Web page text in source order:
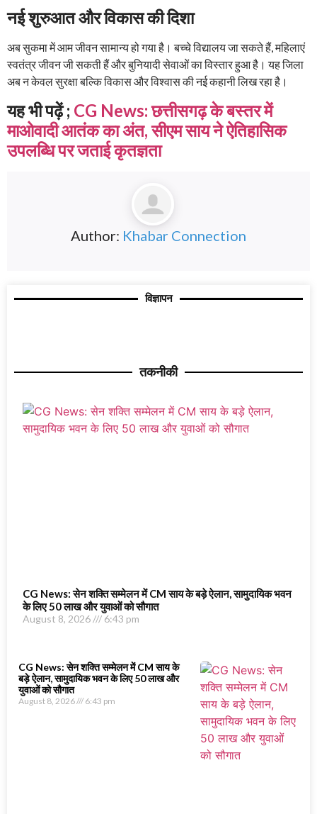
नई शुरुआत और विकास की दिशा
अब सुकमा में आम जीवन सामान्य हो गया है। बच्चे विद्यालय जा सकते हैं, महिलाएं
स्वतंत्र जीवन जी सकती हैं और बुनियादी सेवाओं का विस्तार हुआ है। यह जिला
अब न केवल सुरक्षा बल्कि विकास और विश्वास की नई कहानी लिख रहा है।
यह भी पढ़ें ; CG News: छत्तीसगढ़ के बस्तर में
माओवादी आतंक का अंत, सीएम साय ने ऐतिहासिक
उपलब्धि पर जताई कृतज्ञता
Author: Khabar Connection
विज्ञापन
तकनीकी
CG News: सेन शक्ति सम्मेलन में CM साय के बड़े ऐलान, सामुदायिक भवन
के लिए 50 लाख और युवाओं को सौगात
August 8, 2026 6:43 pm
CG News: सेन शक्ति सम्मेलन में CM साय के
बड़े ऐलान, सामुदायिक भवन के लिए 50 लाख और
युवाओं को सौगात
August 8, 2026 6:43 pm